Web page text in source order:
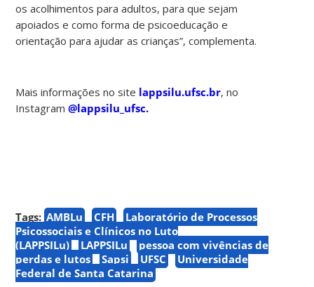
os acolhimentos para adultos, para que sejam
apoiados e como forma de psicoeducação e
orientação para ajudar as crianças”, complementa.
Mais informações no site lappsilu.ufsc.br, no
Instagram@lappsilu_ufsc.
Tags: AMBLu CFH
Laboratório de Processos
Psicossociais e Clínicos no Luto
(LAPPSILu)
LAPPSILu
pessoa com vivências de
perdas e lutos
Sapsi UFSC
Universidade
Federal de Santa Catarina